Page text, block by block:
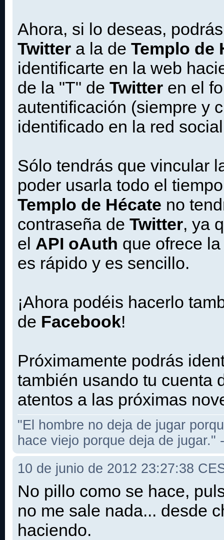
Ahora, si lo deseas,
Twitter a la de Templo de
identificarte en la web
de la "T" de Twitter en el
autentificación (siempre y
identificado en la red
Sólo tendrás que vincular
poder usarla todo el
Templo de Hécate no
contraseña de Twitter, ya
el API oAuth que ofrece
es rápido y es sencillo.
¡Ahora podéis hacerlo
de Facebook!
Próximamente podrás
también usando tu cuenta
atentos a las próximas
"El hombre no deja de jugar
hace viejo porque deja de jugar."
10 de junio de 2012 23:27:38
No pillo como se hace,
no me sale nada... desde
haciendo.